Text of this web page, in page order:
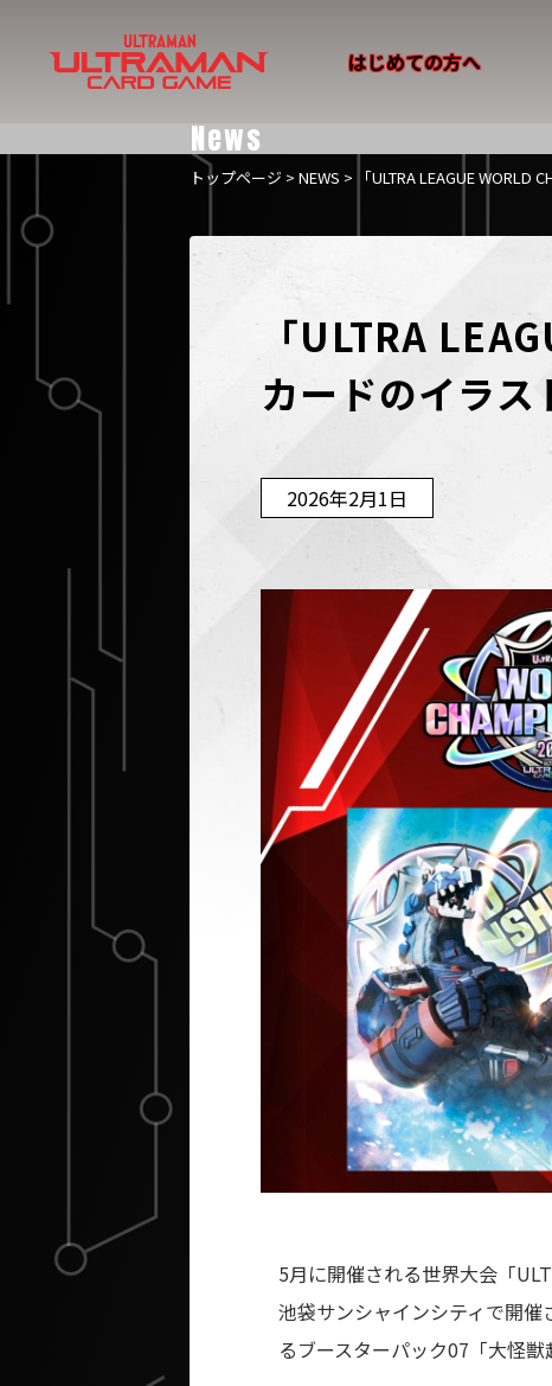
はじめての方へ
News
トップページ > NEWS > 「ULTRA LEAGUE WORLD
「ULTRA
カードのイラス
2026年2月1日
5月に開催される世界大会「
池袋サンシャインシティで開催
るブースターパック07「大怪